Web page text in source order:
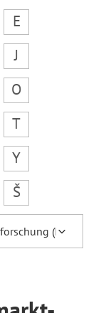
E
J
O
T
Y
Š